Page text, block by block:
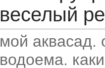
веселый
мой аквасад.
водоема.